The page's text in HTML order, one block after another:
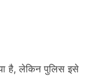
है, लेकिन पुलिस इसे